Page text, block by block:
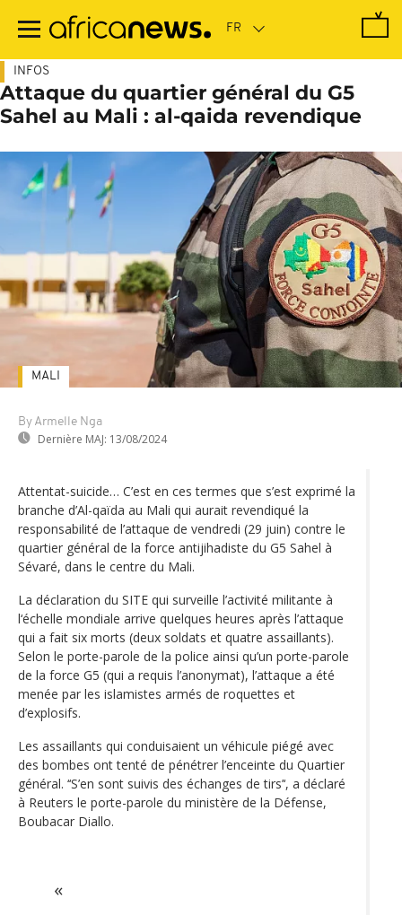
contenu
INFOS
Attaque du quartier général du G5
Sahel au Mali : al-qaida revendique
By Armelle Nga
Dernière MAJ: 13/08/2024
MALI
Attentat-suicide… C’est en ces termes que s’est exprimé la
branche d’Al-qaïda au Mali qui aurait revendiqué la
responsabilité de l’attaque de vendredi (29 juin) contre le
quartier général de la force antijihadiste du G5 Sahel à
Sévaré, dans le centre du Mali.
La déclaration du SITE qui surveille l’activité militante à
l‘échelle mondiale arrive quelques heures après l’attaque
qui a fait six morts (deux soldats et quatre assaillants).
Selon le porte-parole de la police ainsi qu’un porte-parole
de la force G5 (qui a requis l’anonymat), l’attaque a été
menée par les islamistes armés de roquettes et
d’explosifs.
Les assaillants qui conduisaient un véhicule piégé avec
des bombes ont tenté de pénétrer l’enceinte du Quartier
général. ‘‘S’en sont suivis des échanges de tirs’‘, a déclaré
à Reuters le porte-parole du ministère de la Défense,
Boubacar Diallo.